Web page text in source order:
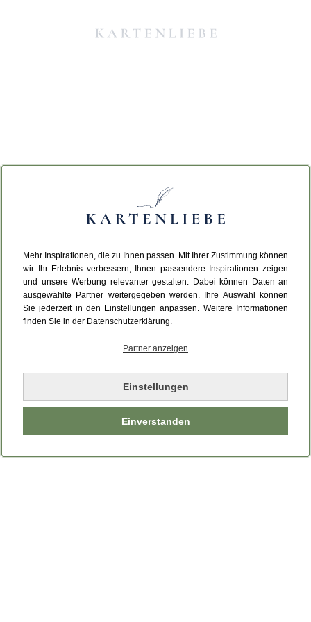
Mehr Inspirationen, die zu Ihnen passen. Mit Ihrer Zustimmung können
wir Ihr Erlebnis verbessern, Ihnen passendere Inspirationen zeigen
und unsere Werbung relevanter gestalten. Dabei können Daten an
ausgewählte Partner weitergegeben werden. Ihre Auswahl können
Sie jederzeit in den Einstellungen anpassen. Weitere Informationen
finden Sie in der Datenschutzerklärung.
Partner anzeigen
Einstellungen
Einverstanden
Da ist etwas schiefgelaufen.
Leider ist ein technischer Fehler aufgetreten.
Bitte laden Sie die Seite neu.